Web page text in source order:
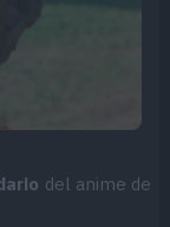
del anime de